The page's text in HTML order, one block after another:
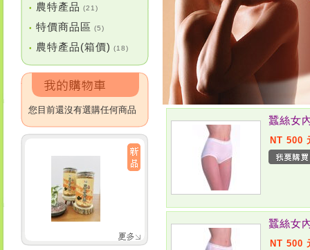
• 農特產品 (21)
• 特價商品區 (5)
• 農特產品(箱價) (18)
您目前還沒有選購任何商品
蠶絲女
NT 500
蠶絲女
NT 500